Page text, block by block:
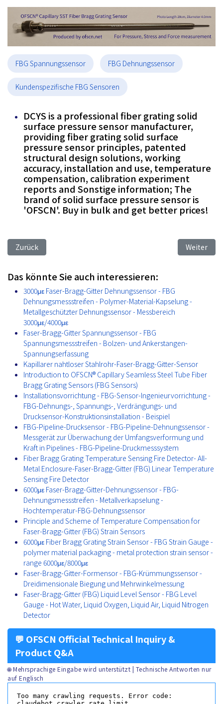
FBG Spannungssensor FBG Dehnungssensor
Kundenspezifische FBG Sensoren
DCYS is a professional fiber grating solid
surface pressure sensor manufacturer,
providing fiber grating solid surface
pressure sensor principles, patented
structural design solutions, working
accuracy, installation and use, temperature
compensation, calibration experiment
reports and Sonstige information; The
brand of solid surface pressure sensor is
'OFSCN'. Buy in bulk and get better prices!
Vorheriger Beitrag: Fiber Bragg Grating Strain Gauge -
Zurück Nächster
Weiter
Das könnte Sie auch interessieren:
3000με Faser-Bragg-Gitter Dehnungssensor - FBG
Dehnungsmessstreifen - Polymer-Material-Kapselung -
Metallgeschützter Dehnungssensor - Messbereich
3000με/4000με
Faser-Bragg-Gitter Spannungssensor - FBG
Spannungsmessstreifen - Bolzen- und Ankerstangen-
Spannungserfassung
Kapillarer nahtloser Stahlrohr-Faser-Bragg-Gitter-Sensor
Introduction to OFSCN® Capillary Seamless Steel Tube Fiber
Bragg Grating Sensors (FBG Sensors)
Installationsvorrichtung - FBG-Sensor-Ingenieurvorrichtung -
FBG-Dehnungs-, Spannungs-, Verdrängungs- und
Drucksensor-Konstruktionsinstallation - Beispiel
FBG-Pipeline-Drucksensor - FBG-Pipeline-Dehnungssensor -
Messgerät zur Überwachung der Umfangsverformung und
Kraft in Pipelines - FBG-Pipeline-Druckmesssystem
Fiber Bragg Grating Temperature Sensing Fire Detector- All-
Metal Enclosure-Faser-Bragg-Gitter (FBG) Linear Temperature
Sensing Fire Detector
6000με Faser-Bragg-Gitter-Dehnungssensor - FBG-
Dehnungsmessstreifen - Metallverkapselung -
Hochtemperatur-FBG-Dehnungssensor
Principle and Scheme of Temperature Compensation for
Faser-Bragg-Gitter (FBG) Strain Sensors
6000με Fiber Bragg Grating Strain Sensor - FBG Strain Gauge -
polymer material packaging - metal protection strain sensor -
range 6000με/8000με
Faser-Bragg-Gitter-Formensor - FBG-Krümmungssensor -
Dreidimensionale Biegung und Mehrwinkelmessung
Faser-Bragg-Gitter (FBG) Liquid Level Sensor - FBG Level
Gauge - Hot Water, Liquid Oxygen, Liquid Air, Liquid Nitrogen
Detector
💬 OFSCN Official Technical Inquiry &
Product Q&A
🌐 Mehrsprachige Eingabe wird unterstützt | Technische Antworten nur
auf Englisch